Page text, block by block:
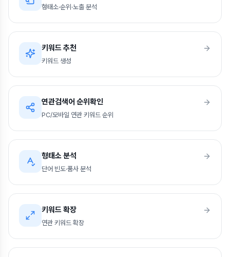
형태소·순위·노출 분석
키워드 추천
키워드 생성
연관검색어 순위확인
PC/모바일 연관 키워드 순위
형태소 분석
단어 빈도·품사 분석
키워드 확장
연관 키워드 확장